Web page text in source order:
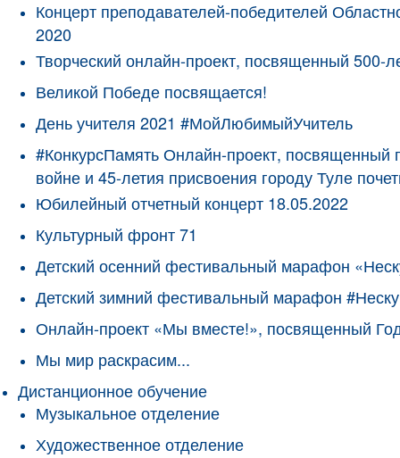
Концерт преподавателей-победителей
2020
Творческий онлайн-проект, посвященный 500-
Великой Победе посвящается!
День учителя 2021 #МойЛюбимыйУчитель
#КонкурсПамять Онлайн-проект,
войне и 45-летия присвоения городу Туле
Юбилейный отчетный концерт 18.05.2022
Культурный фронт 71
Детский осенний фестивальный марафон
Детский зимний фестивальный марафон
Онлайн-проект «Мы вместе!», посвященный
Мы мир раскрасим...
Дистанционное обучение
Музыкальное отделение
Художественное отделение